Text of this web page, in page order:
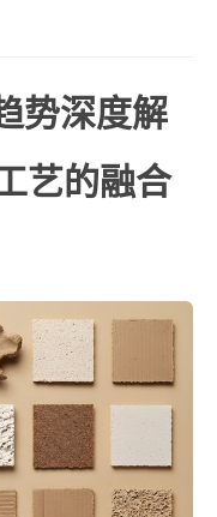
势深度解
艺的融合